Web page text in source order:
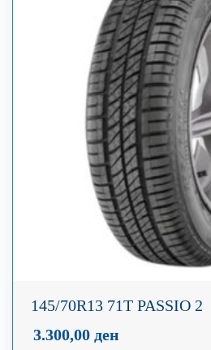
145/70R13 71T PASSIO 2
3.300,00 ден